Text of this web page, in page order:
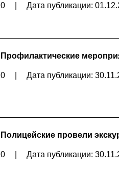
0 Дата публикации:
Профилактические
0 Дата публикации:
Полицейские провели
0 Дата публикации: